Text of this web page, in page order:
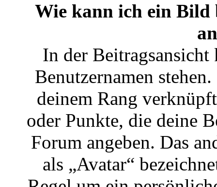
Wie kann ich ein Bild
In der
Benutzernamen
deinem Rang
oder Punkte, die deine
Forum angeben. Das
als „Avatar“